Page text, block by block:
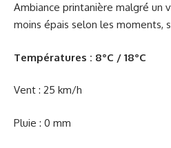
Ambiance printanière malgré un
moins épais selon les moments,
Températures : 8°C / 18°C
Vent : 25 km/h
Pluie : 0 mm